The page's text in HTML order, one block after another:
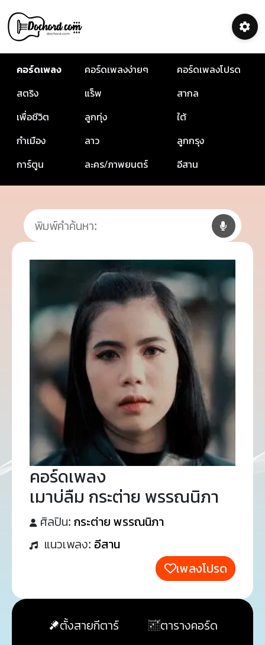
คอร์ดเพลง คอร์ดเพลงง่ายๆ
คอร์ดเพลงโปรด
สตริง
แร็พ
สากล
เพื่อชีวิต
ลูกทุ่ง
ใต้
กำเมือง
ลาว
ลูกกรุง
การ์ตูน
ละคร/ภาพยนตร์ อีสาน
คอร์ดเพลง
เมาบ่ลืม กระต่าย พรรณนิภา
ศิลปิน: กระต่าย พรรณนิภา
แนวเพลง: อีสาน
เพลงโปรด
ตั้งสายกีตาร์
ตารางคอร์ด